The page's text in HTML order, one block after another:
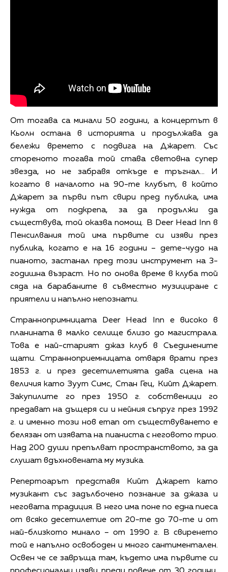
От тогава са минали 50 години, а концертът в
Кьолн остана в историята и продължава да
бележи времето с подвига на Джарет. Със
стореното тогава той става световна супер
звезда, но не забравя откъде е тръгнал… И
когато в началото на 90-те клубът, в който
Джарет за първи път свири пред публика, има
нужда от подкрепа, за да продължи да
съществува, той оказва помощ. В Deer Head Inn в
Пенсилвания той има първите си изяви през
публика, когато е на 16 години – дете-чудо на
пианото, застанал пред този инструмент на 3-
годишна възраст. Но по онова време в клуба той
сяда на барабаните в съвместно музициране с
приятели и напълно непознати.
Страннопримницата Deer Head Inn е високо в
планината в малко селище близо до магистрала.
Това е най-старият джаз клуб в Съединените
щати. Странноприемницата отваря врати през
1853 г. и през десетилетията дава сцена на
величия като Зуут Симс, Стан Гец, Кийт Джарет.
Закупилите го през 1950 г. собственици го
предават на дъщеря си и нейния съпруг през 1992
г. и именно този нов етап от съществуването е
белязан от изявата на пианиста с неговото трио.
Над 200 души препълват пространството, за да
слушат вдъхновената му музика.
Репертоарът представя Кийт Джарет като
музикант със задълбочено познание за джаза и
неговата традиция. В него има поне по една пиеса
от всяко десетилетие от 20-те до 70-те и от
най-близкото минало – от 1990 г. В свиренето
той е напълно освободен и много сантиментален.
Освен че се завръща там, където има първите си